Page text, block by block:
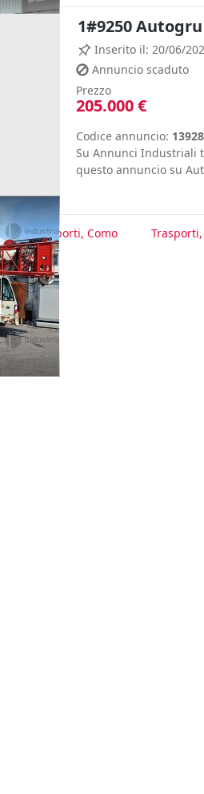
1#9250
Inserito il: 20/06/
Annuncio scaduto
Prezzo
205.000 €
Codice annuncio:
Su Annunci Industriali
questo annuncio su
Trasporti, Como